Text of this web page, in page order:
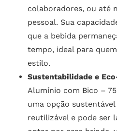
colaboradores, ou até
pessoal. Sua
que a bebida
tempo, ideal para
estilo.
Sustentabilidade e
Alumínio com Bico –
uma opção
reutilizável e pode ser